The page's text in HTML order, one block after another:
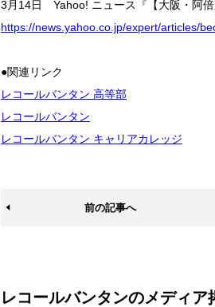
3月14日 Yahoo! ニュース『【大阪・阿倍
https://news.yahoo.co.jp/expert/articles/
●関連リンク
レコールバンタン 高等部
レコールバンタン
レコールバンタン キャリアカレッジ
前の記事へ
レコールバンタンのメディア